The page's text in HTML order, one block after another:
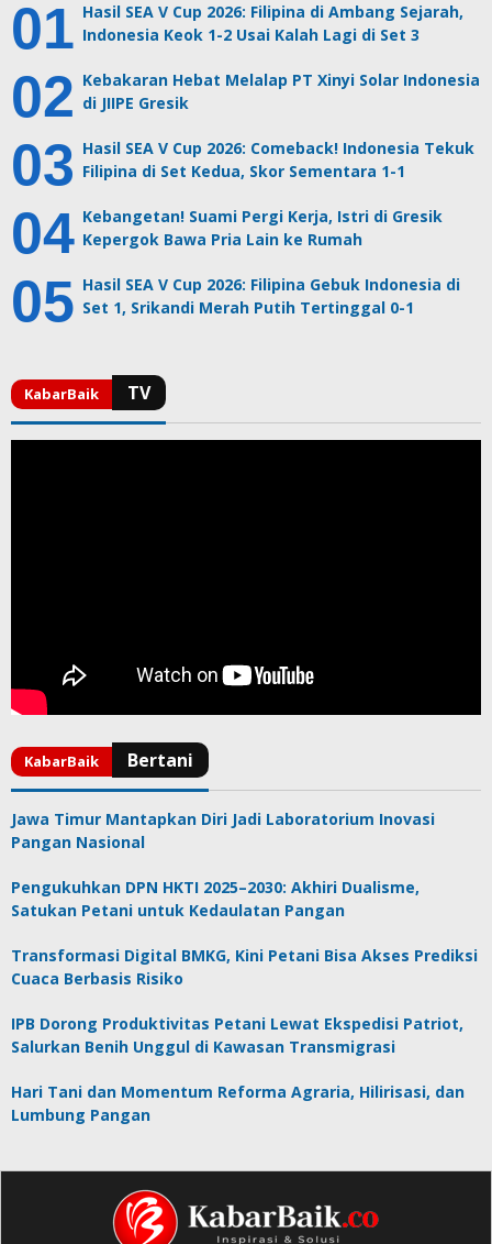
Hasil SEA V Cup 2026: Filipina di Ambang Sejarah,
Indonesia Keok 1-2 Usai Kalah Lagi di Set 3
Kebakaran Hebat Melalap PT Xinyi Solar Indonesia
di JIIPE Gresik
Hasil SEA V Cup 2026: Comeback! Indonesia Tekuk
Filipina di Set Kedua, Skor Sementara 1-1
Kebangetan! Suami Pergi Kerja, Istri di Gresik
Kepergok Bawa Pria Lain ke Rumah
Hasil SEA V Cup 2026: Filipina Gebuk Indonesia di
Set 1, Srikandi Merah Putih Tertinggal 0-1
Jawa Timur Mantapkan Diri Jadi Laboratorium Inovasi
Pangan Nasional
Pengukuhkan DPN HKTI 2025–2030: Akhiri Dualisme,
Satukan Petani untuk Kedaulatan Pangan
Transformasi Digital BMKG, Kini Petani Bisa Akses Prediksi
Cuaca Berbasis Risiko
IPB Dorong Produktivitas Petani Lewat Ekspedisi Patriot,
Salurkan Benih Unggul di Kawasan Transmigrasi
Hari Tani dan Momentum Reforma Agraria, Hilirisasi, dan
Lumbung Pangan